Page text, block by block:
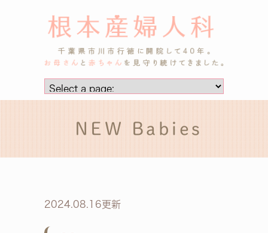
NEW Babies
2024.08.16更新